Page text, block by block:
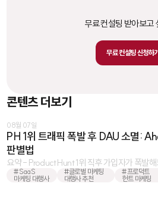
무료 컨설팅 받아보고
무료 컨설팅 신청하
콘텐츠 더보기
08월 07일
PH 1위 트래픽 폭발 후 DAU 소멸:
판별법
요약 - Product Hunt 1위 직후 가입자가 폭발해
#SaaS
마케팅 대행사
#글로벌 마케팅
대행사 추천
#프로덕트
헌트 마케팅